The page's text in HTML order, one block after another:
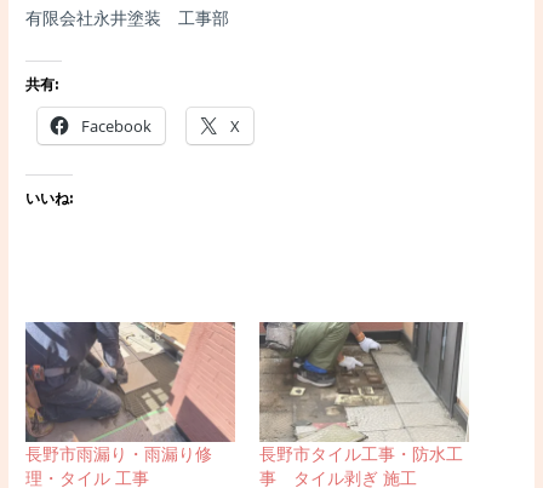
有限会社永井塗装 工事部
共有:
Facebook X
いいね:
長野市雨漏り・雨漏り修
理・タイル 工事
長野市タイル工事・防水工
事 タイル剥ぎ 施工